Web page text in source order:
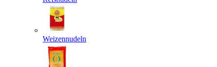
Weizennudeln